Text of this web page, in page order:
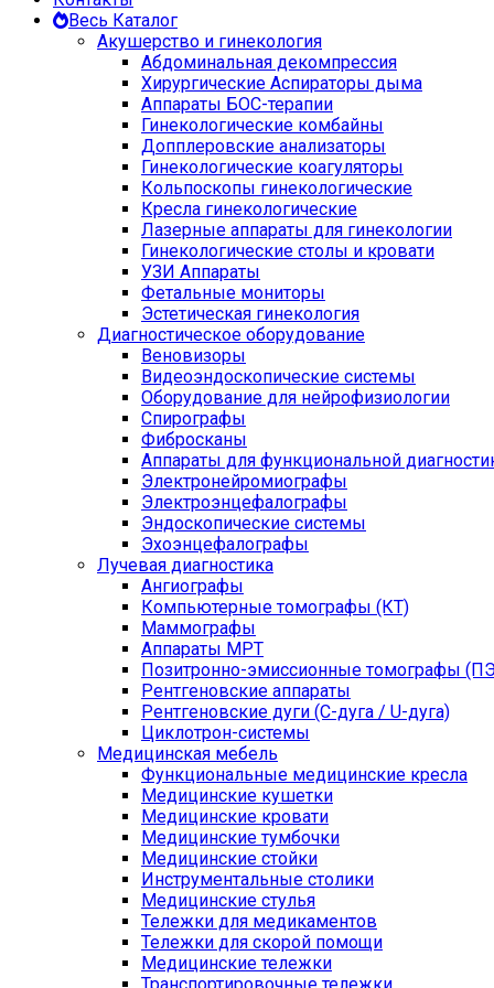
Весь Каталог
Акушерство и гинекология
Абдоминальная декомпрессия
Хирургические Аспираторы дыма
Аппараты БОС-терапии
Гинекологические комбайны
Допплеровские анализаторы
Гинекологические коагуляторы
Кольпоскопы гинекологические
Кресла гинекологические
Лазерные аппараты для гинекологии
Гинекологические столы и кровати
УЗИ Аппараты
Фетальные мониторы
Эстетическая гинекология
Диагностическое оборудование
Веновизоры
Видеоэндоскопические системы
Оборудование для нейрофизиологии
Спирографы
Фибросканы
Аппараты для функциональной
Электронейромиографы
Электроэнцефалографы
Эндоскопические системы
Эхоэнцефалографы
Лучевая диагностика
Ангиографы
Компьютерные томографы (КТ)
Маммографы
Аппараты МРТ
Позитронно-эмиссионные томографы
Рентгеновские аппараты
Рентгеновские дуги (С-дуга / U-дуга)
Циклотрон-системы
Медицинская мебель
Функциональные медицинские кресла
Медицинские кушетки
Медицинские кровати
Медицинские тумбочки
Медицинские стойки
Инструментальные столики
Медицинские стулья
Тележки для медикаментов
Тележки для скорой помощи
Медицинские тележки